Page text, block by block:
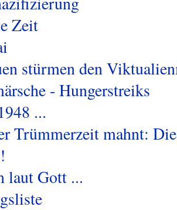
Zeit
stürmen den
- Hungerstreiks
...
Trümmerzeit mahnt:
laut Gott ...